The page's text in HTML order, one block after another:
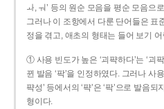
ㅘ, ㅝ’ 등의 원순 모음을 평순 모음으
그러나 이 조항에서 다룬 단어들은 표
정을 겪고, 애초의 형태는 들어 보기
① 사용 빈도가 높은 ‘괴퍅하다’는 ‘괴
뀐 발음 ‘팍’을 인정하였다. 그러나 사
퍅성’ 등에서의 ‘퍅’은 ‘팍’으로 발음
형이다.